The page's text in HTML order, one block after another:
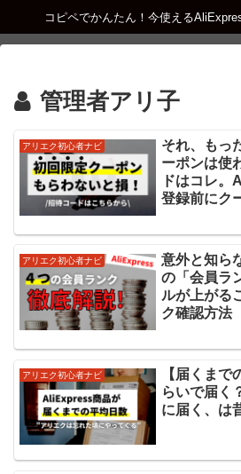
コピペでかんたん！今使える
管理者アリ子
アリエク初心者ナビ
それ、もっ
ーポンは使
ドはコレ
登録前にク
アリエク初心者ナビ
意外と知ら
の「会員ラ
ルが上がる
ク確認方法
アリエク初心者ナビ
【届くまで
らいで届く
に届く、は